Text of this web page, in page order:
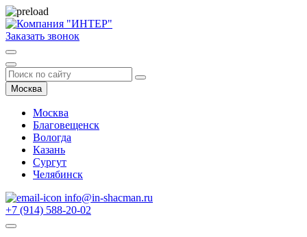
Заказать звонок
Москва
Москва
Благовещенск
Вологда
Казань
Сургут
Челябинск
info@in-shacman.ru
+7 (914) 588-20-02